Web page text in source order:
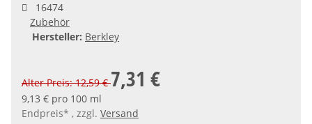
16474
Zubehör
Hersteller: Berkley
Alter Preis: 12,59 €7,31 €
9,13 € pro 100 ml
Endpreis* , zzgl. Versand